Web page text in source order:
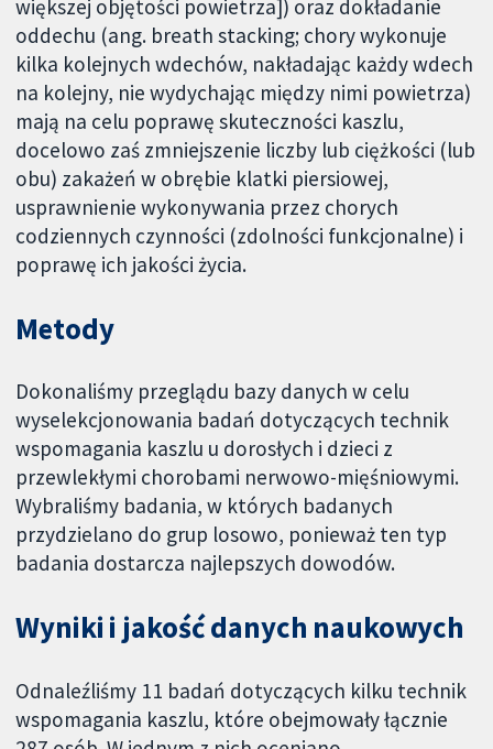
większej objętości powietrza]) oraz dokładanie
oddechu (ang. breath stacking; chory wykonuje
kilka kolejnych wdechów, nakładając każdy wdech
na kolejny, nie wydychając między nimi powietrza)
mają na celu poprawę skuteczności kaszlu,
docelowo zaś zmniejszenie liczby lub ciężkości (lub
obu) zakażeń w obrębie klatki piersiowej,
usprawnienie wykonywania przez chorych
codziennych czynności (zdolności funkcjonalne) i
poprawę ich jakości życia.
Metody
Dokonaliśmy przeglądu bazy danych w celu
wyselekcjonowania badań dotyczących technik
wspomagania kaszlu u dorosłych i dzieci z
przewlekłymi chorobami nerwowo-mięśniowymi.
Wybraliśmy badania, w których badanych
przydzielano do grup losowo, ponieważ ten typ
badania dostarcza najlepszych dowodów.
Wyniki i jakość danych naukowych
Odnaleźliśmy 11 badań dotyczących kilku technik
wspomagania kaszlu, które obejmowały łącznie